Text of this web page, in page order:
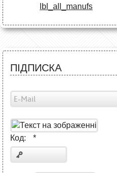
lbl_all_manufs
ПІДПИСКА
Код: *